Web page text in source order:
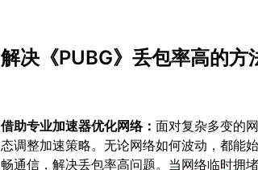
解决《PUBG》丢包率高的方
借助专业加速器优化网络：面对复杂多变的
态调整加速策略。无论网络如何波动，都能
畅通信，解决丢包率高问题。当网络临时拥